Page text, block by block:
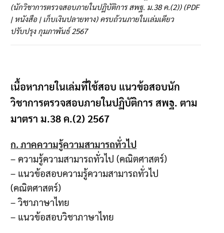
(นักวิชาการตรวจสอบภายในปฏิบัติการ สพฐ. ม.38 ค.(2)) (PDF
| หนังสือ | เก็บเงินปลายทาง) ครบถ้วนภายในเล่มเดียว
ปรับปรุง กุมภาพันธ์ 2567
เนื้อหาภายในเล่มที่ใช้สอบ แนวข้อสอบนัก
วิชาการตรวจสอบภายในปฏิบัติการ สพฐ. ตาม
มาตรา ม.38 ค.(2) 2567
ก. ภาคความรู้ความสามารถทั่วไป
– ความรู้ความสามารถทั่วไป (คณิตศาสตร์)
– แนวข้อสอบความรู้ความสามารถทั่วไป
(คณิตศาสตร์)
– วิชาภาษาไทย
– แนวข้อสอบวิชาภาษาไทย